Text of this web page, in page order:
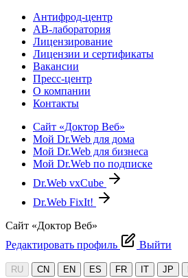
Антифрод-центр
АВ-лаборатория
Лицензирование
Лицензии и сертификаты
Вакансии
Пресс-центр
О компании
Контакты
Сайт «Доктор Веб»
Мой Dr.Web для дома
Мой Dr.Web для бизнеса
Мой Dr.Web по подписке
Dr.Web vxCube
Dr.Web FixIt!
Сайт «Доктор Веб»
Редактировать профиль
Выйти
RU CN EN ES FR IT JP